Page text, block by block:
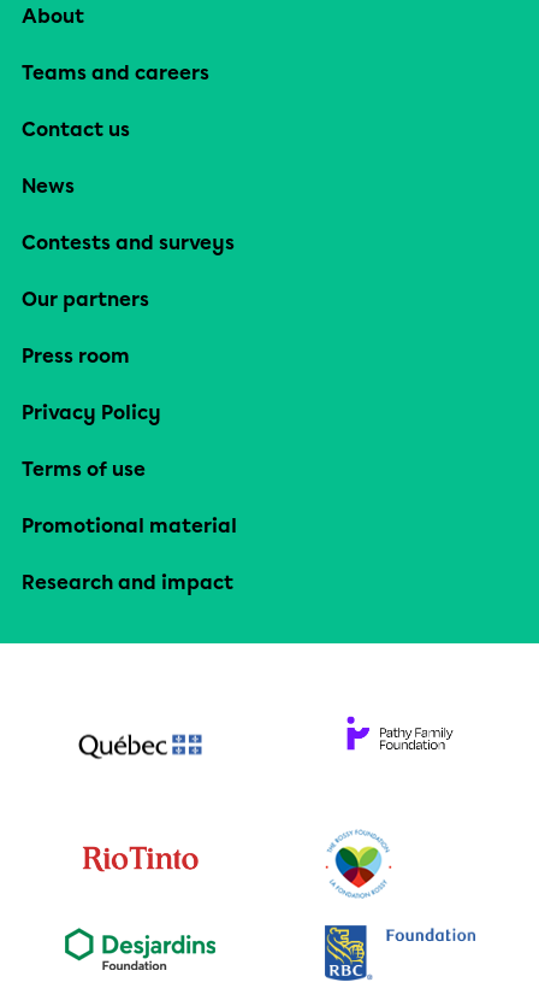
About
Teams and careers
Contact us
News
Contests and surveys
Our partners
Press room
Privacy Policy
Terms of use
Promotional material
Research and impact